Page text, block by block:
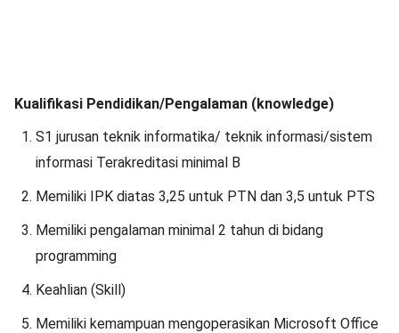
Kualifikasi Pendidikan/Pengalaman (knowledge)
S1 jurusan teknik informatika/ teknik informasi/sistem
informasi Terakreditasi minimal B
Memiliki IPK diatas 3,25 untuk PTN dan 3,5 untuk PTS
Memiliki pengalaman minimal 2 tahun di bidang
programming
Keahlian (Skill)
Memiliki kemampuan mengoperasikan Microsoft Office